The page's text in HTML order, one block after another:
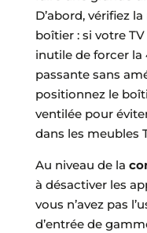
D’abord, vérifiez
boîtier : si votre
inutile de forcer la
passante sans
positionnez le
ventilée pour
dans les meubles
Au niveau de la
à désactiver les
vous n’avez pas
d’entrée de